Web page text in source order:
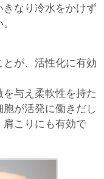
なり冷水をかけず
が、活性化に有効
与え柔軟性を持た
が活発に働きだし
肩こりにも有効で